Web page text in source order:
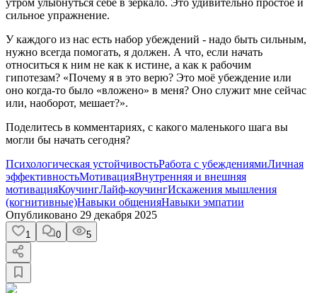
сильное упражнение.
У каждого из нас есть набор убеждений - надо быть сильным,
нужно всегда помогать, я должен. А что, если начать
относиться к ним не как к истине, а как к рабочим
гипотезам? «Почему я в это верю? Это моё убеждение или
оно когда-то было «вложено» в меня? Оно служит мне сейчас
или, наоборот, мешает?».
Поделитесь в комментариях, с какого маленького шага вы
могли бы начать сегодня?
Психологическая устойчивостьРабота с убеждениямиЛичная
эффективностьМотивацияВнутренняя и внешняя
мотивацияКоучингЛайф-коучингИскажения мышления
(когнитивные)Навыки общенияНавыки эмпатии
Опубликовано 29 декабря 2025
1 0 5